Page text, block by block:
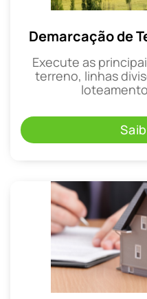
Demarcação de
Execute as
terreno, linhas